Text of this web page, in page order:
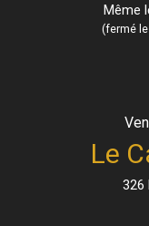
Même
(fermé
Le
326